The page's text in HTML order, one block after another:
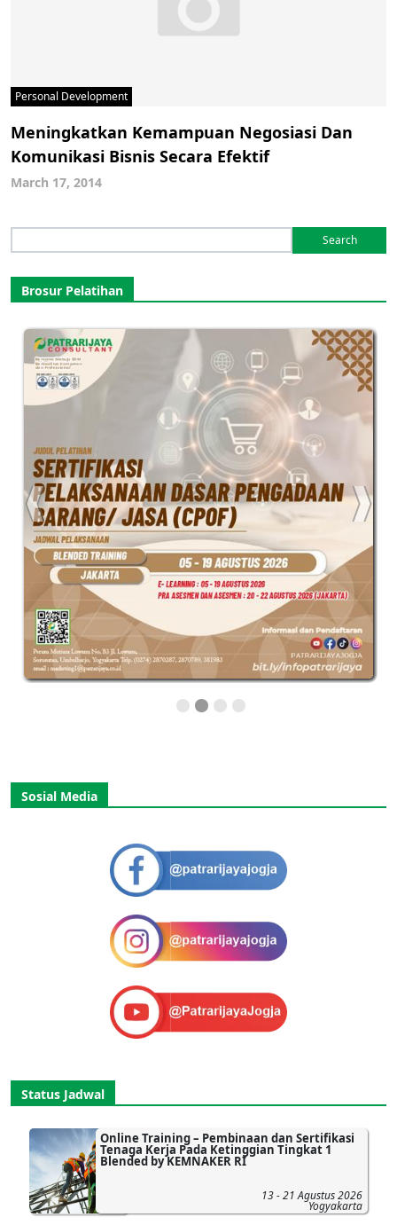
Personal Development
Meningkatkan Kemampuan Negosiasi Dan
Komunikasi Bisnis Secara Efektif
March 17, 2014
for:
Brosur Pelatihan
Sosial Media
Status Jadwal
Online Training – Pembinaan dan Sertifikasi
Tenaga Kerja Pada Ketinggian Tingkat 1
Blended by KEMNAKER RI
13 - 21 Agustus 2026
Yogyakarta